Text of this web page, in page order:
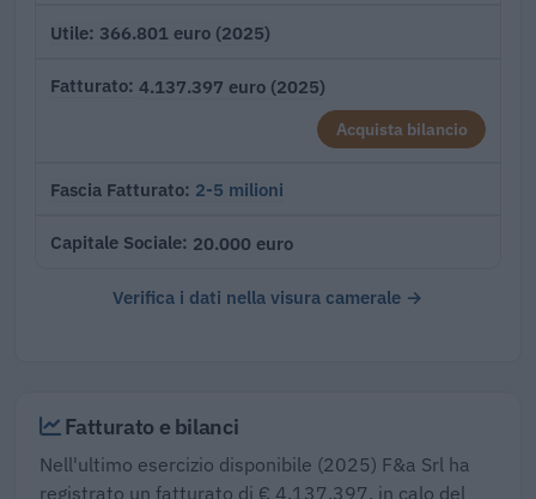
Utile 366.801 euro (2025)
Fatturato 4.137.397 euro (2025)
Acquista bilancio
Fascia Fatturato 2-5 milioni
Capitale Sociale 20.000 euro
Verifica i dati nella visura camerale →
Fatturato e bilanci
Nell'ultimo esercizio disponibile (2025) F&a Srl ha
registrato un fatturato di € 4.137.397, in calo del